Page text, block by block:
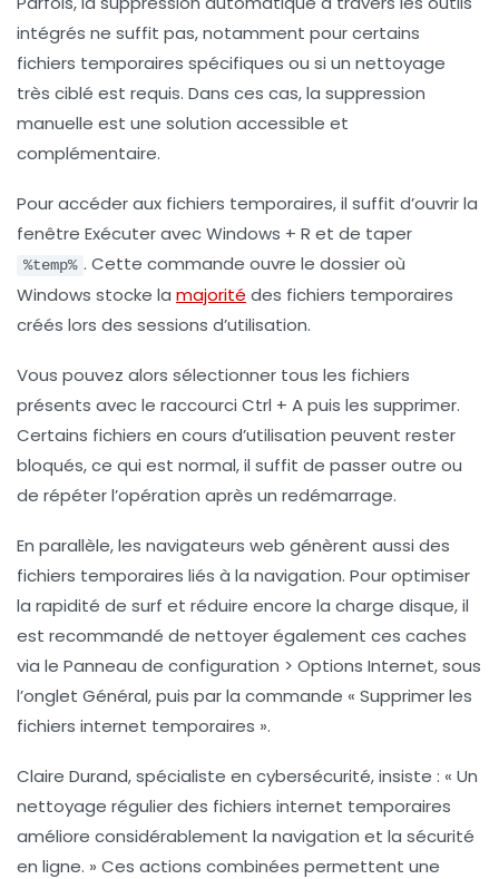
intégrés ne suffit pas, notamment pour certains
fichiers temporaires spécifiques ou si un nettoyage
très ciblé est requis. Dans ces cas, la suppression
manuelle est une solution accessible et
complémentaire.
Pour accéder aux fichiers temporaires, il suffit d’ouvrir la
fenêtre Exécuter avecWindows + R et de taper
%temp% . Cette commande ouvre le dossier où
Windows stocke la majorité des fichiers temporaires
créés lors des sessions d’utilisation.
Vous pouvez alors sélectionner tous les fichiers
présents avec le raccourci Ctrl + A puis les supprimer.
Certains fichiers en cours d’utilisation peuvent rester
bloqués, ce qui est normal, il suffit de passer outre ou
de répéter l’opération après un redémarrage.
En parallèle, les navigateurs web génèrent aussi des
fichiers temporaires liés à la navigation. Pour optimiser
la rapidité de surf et réduire encore la charge disque, il
est recommandé de nettoyer également ces caches
via le Panneau de configuration > Options Internet, sous
l’onglet Général, puis par la commande « Supprimer les
fichiers internet temporaires ».
Claire Durand, spécialiste en cybersécurité, insiste : « Un
nettoyage régulier des fichiers internet temporaires
améliore considérablement la navigation et la sécurité
en ligne. » Ces actions combinées permettent une